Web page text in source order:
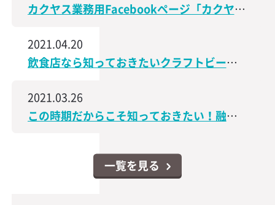
カクヤス業務用Facebookページ「カクヤス飲食店ナビ」を開設しました！
2021.04.20
飲食店なら知っておきたいクラフトビールの世界│飲食店なんでもスクエア
2021.03.26
この時期だからこそ知っておきたい！融資・資金調達に関するコンテンツをアップしました│飲食店なんでもスクエア
一覧を見る